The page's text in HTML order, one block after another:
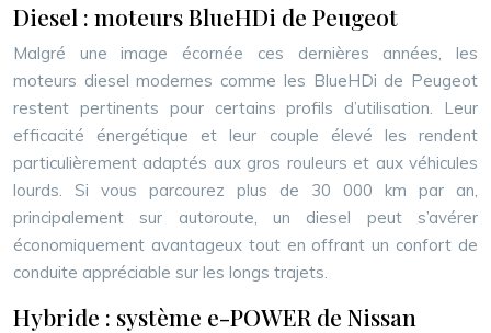
Diesel : moteurs BlueHDi de Peugeot
Malgré une image écornée ces dernières années, les
moteurs diesel modernes comme les BlueHDi de Peugeot
restent pertinents pour certains profils d’utilisation. Leur
efficacité énergétique et leur couple élevé les rendent
particulièrement adaptés aux gros rouleurs et aux véhicules
lourds. Si vous parcourez plus de 30 000 km par an,
principalement sur autoroute, un diesel peut s’avérer
économiquement avantageux tout en offrant un confort de
conduite appréciable sur les longs trajets.
Hybride : système e-POWER de Nissan